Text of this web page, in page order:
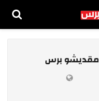
مقديشو برس